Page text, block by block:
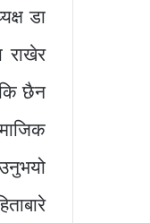
डा
राखेर
कि छैन